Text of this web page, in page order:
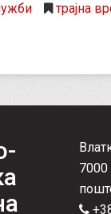
трајна
7000